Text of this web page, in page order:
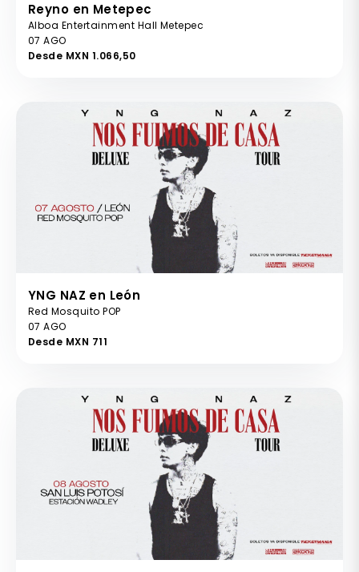
Reyno en Metepec
Alboa Entertainment Hall Metepec
07 AGO
Desde MXN 1.066,50
YNG NAZ en León
Red Mosquito POP
07 AGO
Desde MXN 711